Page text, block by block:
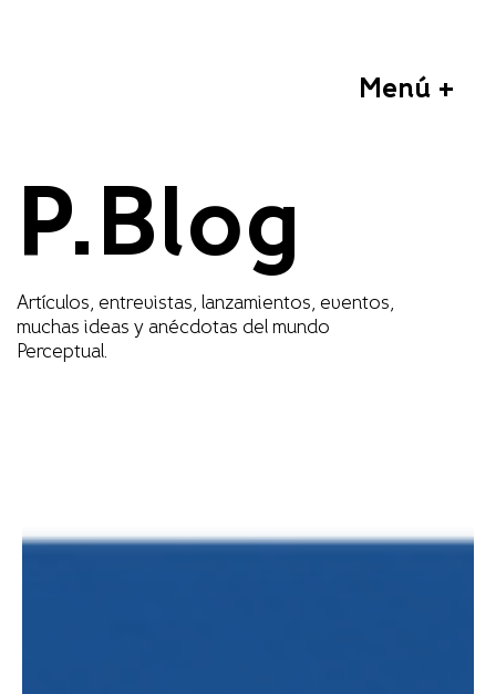
Menú +
P.Blog
Artículos, entrevistas, lanzamientos, eventos,
muchas ideas y anécdotas del mundo
Perceptual.